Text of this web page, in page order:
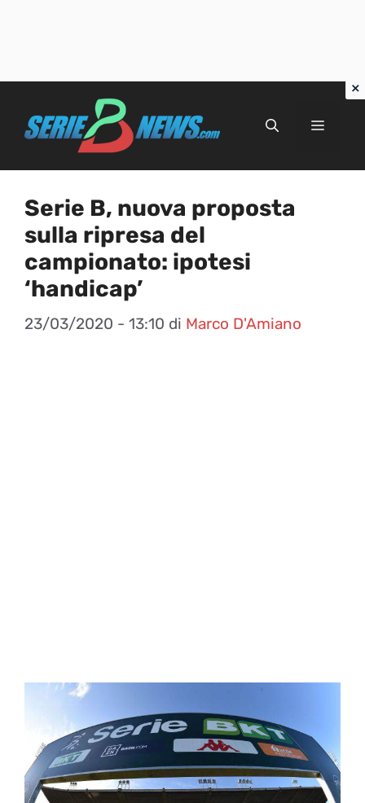
Menu
Serie B, nuova proposta
sulla ripresa del
campionato: ipotesi
‘handicap’
23/03/2020 - 13:10 di Marco D'Amiano